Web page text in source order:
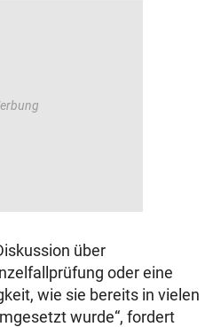
über
oder eine
wie sie bereits in vielen
wurde“, fordert